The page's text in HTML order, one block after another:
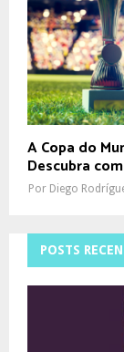
A Copa do
Descubra
Por Diego
POSTS